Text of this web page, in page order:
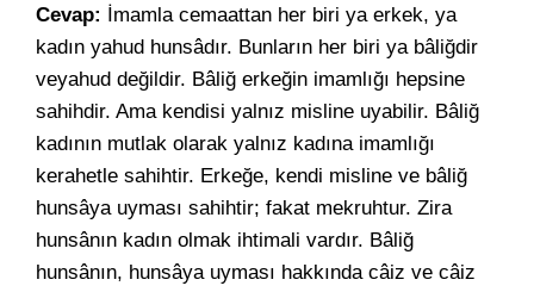
Cevap: İmamla cemaattan her biri ya erkek, ya
kadın yahud hunsâdır. Bunların her biri ya bâliğdir
veyahud değildir. Bâliğ erkeğin imamlığı hepsine
sahihdir. Ama kendisi yalnız misline uyabilir. Bâliğ
kadının mutlak olarak yalnız kadına imamlığı
kerahetle sahihtir. Erkeğe, kendi misline ve bâliğ
hunsâya uyması sahihtir; fakat mekruhtur. Zira
hunsânın kadın olmak ihtimali vardır. Bâliğ
hunsânın, hunsâya uyması hakkında câiz ve câiz